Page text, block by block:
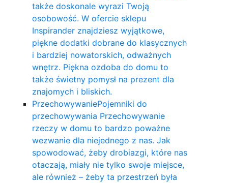
także doskonale wyrazi Twoją
osobowość. W ofercie sklepu
Inspirander znajdziesz wyjątkowe,
piękne dodatki dobrane do klasycznych
i bardziej nowatorskich, odważnych
wnętrz. Piękna ozdoba do domu to
także świetny pomysł na prezent dla
znajomych i bliskich.
PrzechowywaniePojemniki do
przechowywania Przechowywanie
rzeczy w domu to bardzo poważne
wezwanie dla niejednego z nas. Jak
spowodować, żeby drobiazgi, które nas
otaczają, miały nie tylko swoje miejsce,
ale również – żeby ta przestrzeń była